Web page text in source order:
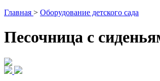
Главная > Оборудование детского сада
Песочница с